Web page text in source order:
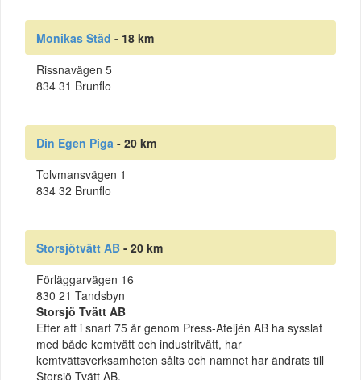
Monikas Städ - 18 km
Rissnavägen 5
834 31 Brunflo
Din Egen Piga - 20 km
Tolvmansvägen 1
834 32 Brunflo
Storsjötvätt AB - 20 km
Förläggarvägen 16
830 21 Tandsbyn
Storsjö Tvätt AB
Efter att i snart 75 år genom Press-Ateljén AB ha sysslat
med både kemtvätt och industritvätt, har
kemtvättsverksamheten sålts och namnet har ändrats till
Storsjö Tvätt AB.